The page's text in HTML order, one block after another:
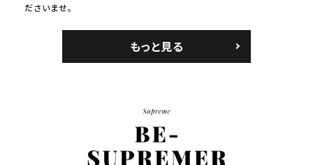
ださいませ。
もっと見る